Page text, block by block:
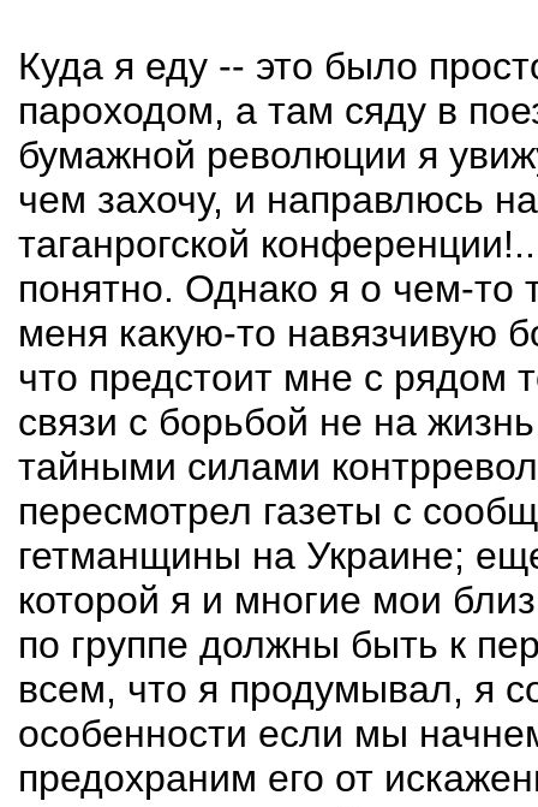
Куда я еду -- это было
пароходом, а там сяду в
бумажной революции я
чем захочу, и направлюсь
таганрогской
понятно. Однако я о чем-то
меня какую-то навязчивую
что предстоит мне с рядом
связи с борьбой не на
тайными силами
пересмотрел газеты с
гетманщины на Украине;
которой я и многие мои
по группе должны быть к
всем, что я продумывал, я
особенности если мы
предохраним его от